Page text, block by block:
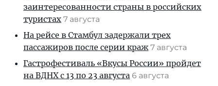
заинтересованности страны в российских
туристах 7 августа
На рейсе в Стамбул задержали трех
пассажиров после серии краж 7 августа
Гастрофестиваль «Вкусы России» пройдет
на ВДНХ с 13 по 23 августа 6 августа